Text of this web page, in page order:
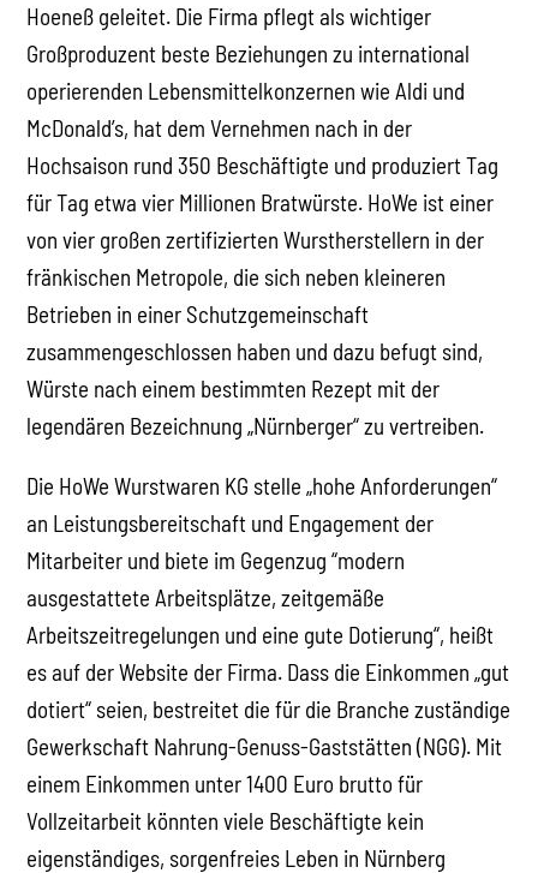
Hoeneß geleitet. Die Firma pflegt als wichtiger
Großproduzent beste Beziehungen zu international
operierenden Lebensmittelkonzernen wie Aldi und
McDonald’s, hat dem Vernehmen nach in der
Hochsaison rund 350 Beschäftigte und produziert Tag
für Tag etwa vier Millionen Bratwürste. HoWe ist einer
von vier großen zertifizierten Wurstherstellern in der
fränkischen Metropole, die sich neben kleineren
Betrieben in einer Schutzgemeinschaft
zusammengeschlossen haben und dazu befugt sind,
Würste nach einem bestimmten Rezept mit der
legendären Bezeichnung „Nürnberger“ zu vertreiben.
Die HoWe Wurstwaren KG stelle „hohe Anforderungen“
an Leistungsbereitschaft und Engagement der
Mitarbeiter und biete im Gegenzug “modern
ausgestattete Arbeitsplätze, zeitgemäße
Arbeitszeitregelungen und eine gute Dotierung“, heißt
es auf der Website der Firma. Dass die Einkommen „gut
dotiert“ seien, bestreitet die für die Branche zuständige
Gewerkschaft Nahrung-Genuss-Gaststätten (NGG). Mit
einem Einkommen unter 1400 Euro brutto für
Vollzeitarbeit könnten viele Beschäftigte kein
eigenständiges, sorgenfreies Leben in Nürnberg